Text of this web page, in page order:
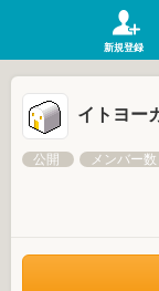
新規登録
イトヨー
公開 メンバー